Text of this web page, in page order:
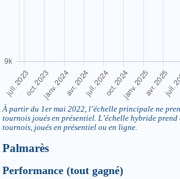
À partir du 1er mai 2022, l’échelle principale ne
tournois joués en présentiel. L’échelle hybride prend
tournois, joués en présentiel ou en ligne.
Palmarès
Performance (tout gagné)